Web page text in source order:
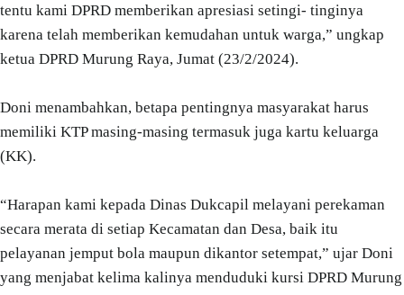
tentu kami DPRD memberikan apresiasi setingi- tinginya
karena telah memberikan kemudahan untuk warga,” ungkap
ketua DPRD Murung Raya, Jumat (23/2/2024).
Doni menambahkan, betapa pentingnya masyarakat harus
memiliki KTP masing-masing termasuk juga kartu keluarga
(KK).
“Harapan kami kepada Dinas Dukcapil melayani perekaman
secara merata di setiap Kecamatan dan Desa, baik itu
pelayanan jemput bola maupun dikantor setempat,” ujar Doni
yang menjabat kelima kalinya menduduki kursi DPRD Murung